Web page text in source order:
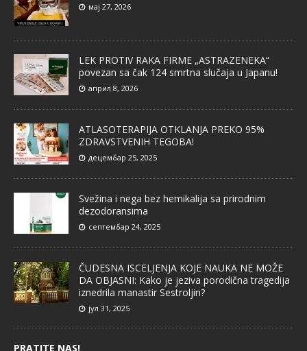
мај 27, 2026
LEK PROTIV RAKA FIRME „ASTRAZENEKA“
povezan sa čak 124 smrtna slučaja u Japanu!
април 8, 2026
ATLASOTERAPIJA OTKLANJA PREKO 95%
ZDRAVSTVENIH TEGOBA!
децембар 25, 2025
Svežina i nega bez hemikalija sa prirodnim
dezodoransima
септембар 24, 2025
ČUDESNA ISCELJENJA KOJE NAUKA NE MOŽE
DA OBJASNI: Kako je jeziva porodična tragedija
iznedrila manastir Sestroljin?
јул 31, 2025
PRATITE NAS!